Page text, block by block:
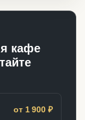
кафе
от 1 900 ₽